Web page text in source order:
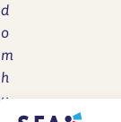
d
o
m
h
u